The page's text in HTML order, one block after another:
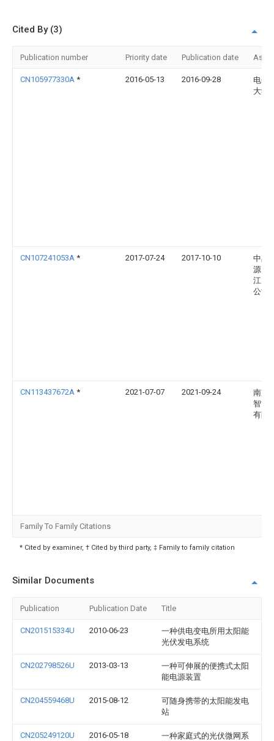
Cited By (3)
Publication number Priority date Publication date
CN105977330A * 2016-05-13 2016-09-28
电子
大学
CN107241053A * 2017-07-24 2017-10-10
中禹
源（
江）
公司
CN113437672A * 2021-07-07 2021-09-24
南京
智能
有限
Family To Family Citations
* Cited by examiner, † Cited by third party, ‡ Family to family citation
Similar Documents
Publication Publication Date Title
CN201515334U 2010-06-23
一种供电变电所用太阳能
光伏发电系统
CN202798526U 2013-03-13
一种可伸展的便携式太阳
能电源装置
CN204559468U 2015-08-12
可随身携带的太阳能发电
站
CN205249120U 2016-05-18
一种家庭式的光伏微网系